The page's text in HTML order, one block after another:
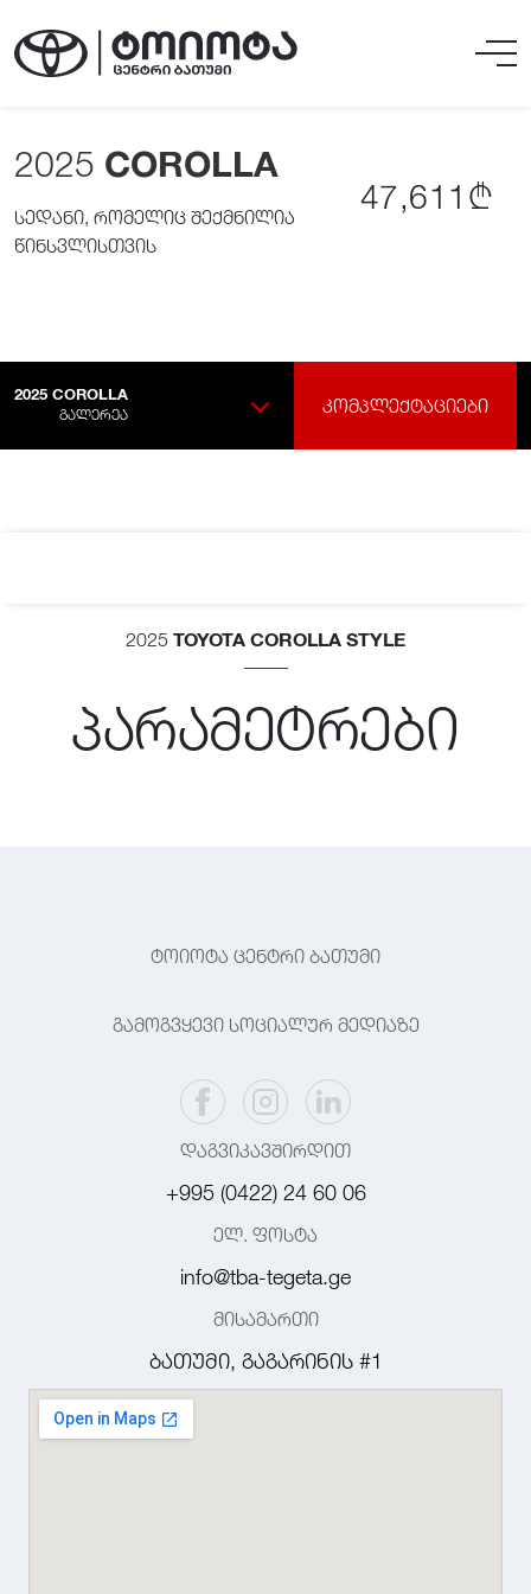
2025 COROLLA
სედანი, რომელიც შექმნილია
წინსვლისთვის
47,611₾
2025 COROLLA
ᲒᲐᲚᲔᲠᲔᲐ
ᲙᲝᲛᲞᲚᲔᲥᲢᲐᲪᲘᲔᲑᲘ
2025 TOYOTA COROLLA STYLE
პარამეტრები
ტოიოტა ცენტრი ბათუმი
გამოგვყევი სოციალურ მედიაზე
დაგვიკავშირდით
+995 (0422) 24 60 06
ელ. ფოსტა
info@tba-tegeta.ge
მისამართი
ბათუმი, გაგარინის #1